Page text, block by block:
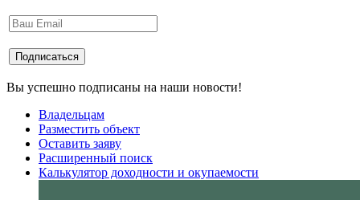
Вы успешно подписаны на наши новости!
Владельцам
Разместить объект
Оставить заяву
Расширенный поиск
Калькулятор доходности и окупаемости